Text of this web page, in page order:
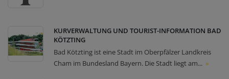
KURVERWALTUNG UND TOURIST-INFORMATION BAD
KÖTZTING
Bad Kötzting ist eine Stadt im Oberpfälzer Landkreis
Cham im Bundesland Bayern. Die Stadt liegt am... »